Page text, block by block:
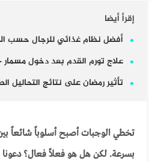
إقرأ أيضا
أفضل نظام غذائي للرجال حسب
علاج تورم القدم بعد دخول مسمار
تأثير رمضان على نتائج التحاليل
تخطي الوجبات أصبح أسلوباً شائعاً
بسرعة. لكن هل هو فعلاً فعال؟